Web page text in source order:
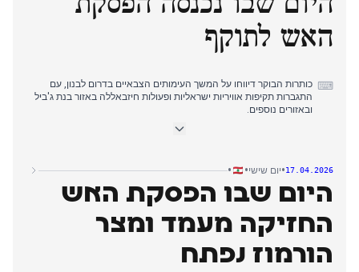
האש לתוקף
⌨ כותרות הבוקר דיווחו על המשך העימותים הצבאיים בדרום לבנון, עם
התגברות תקיפות אוויריות ישראליות ופעולות חיזבאללה באזור בנת ג'ביל
ובאזורים נוספים.
על שיחת טלפון בין נשיא ארה"ב טראמפ לנשיא לבנון עאון, שהביאה
לתוקף בחצות, כשטראמפ הכריז על ההסכם והזמין את שני המנהיגים
לבית הלבן, בעוד חיזבאללה פרסם קבלה מותנית והזהיר אזרחים עקורים
מפני חזרה מיידית.
17.04.2026
•יום שישי•
•
היום שבו הפסקת האש
החזיקה מעמד ומצר
הורמוז נפתח